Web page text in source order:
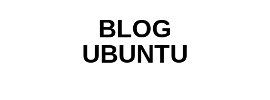
BLOG
UBUNTU